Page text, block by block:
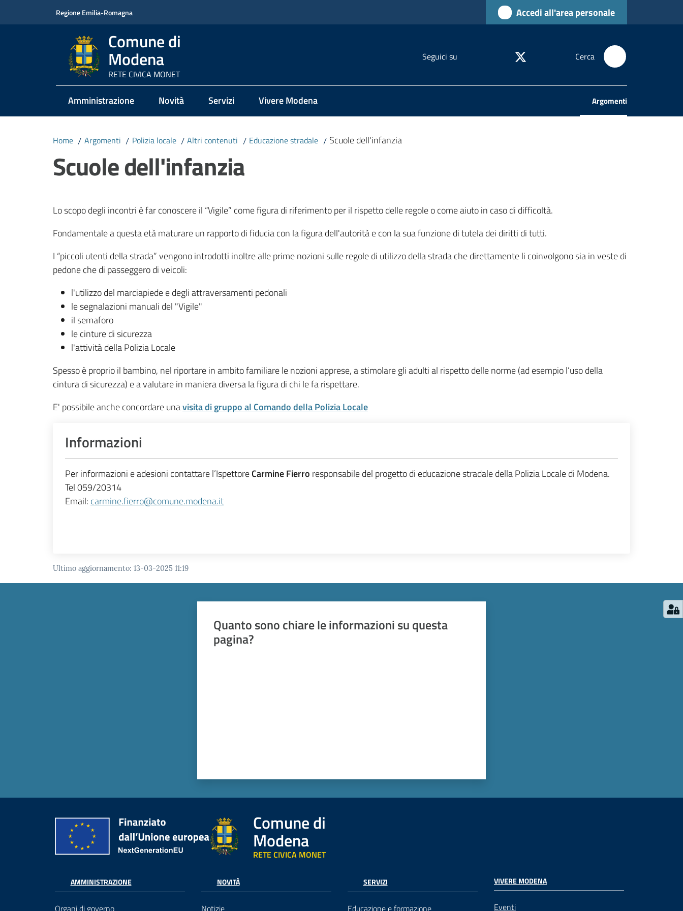
Regione Emilia-Romagna Accedi all'area personale
Comune di
Modena
RETE CIVICA MONET
Seguici su Cerca
Amministrazione Novità Servizi Vivere Modena Argomenti
Menu selezionato
Home / Argomenti / Polizia locale / Altri contenuti / Educazione stradale / Scuole dell'infanzia
Scuole dell'infanzia
Lo scopo degli incontri è far conoscere il “Vigile” come figura di riferimento per il rispetto delle regole o come aiuto in caso di difficoltà.
Fondamentale a questa età maturare un rapporto di fiducia con la figura dell'autorità e con la sua funzione di tutela dei diritti di tutti.
I “piccoli utenti della strada” vengono introdotti inoltre alle prime nozioni sulle regole di utilizzo della strada che direttamente li coinvolgono sia in veste di
pedone che di passeggero di veicoli:
l'utilizzo del marciapiede e degli attraversamenti pedonali
le segnalazioni manuali del "Vigile"
il semaforo
le cinture di sicurezza
l'attività della Polizia Locale
Spesso è proprio il bambino, nel riportare in ambito familiare le nozioni apprese, a stimolare gli adulti al rispetto delle norme (ad esempio l’uso della
cintura di sicurezza) e a valutare in maniera diversa la figura di chi le fa rispettare.
E' possibile anche concordare unavisita di gruppo al Comando della Polizia Locale
Informazioni
Per informazioni e adesioni contattare l’IspettoreCarmine Fierro responsabile del progetto di educazione stradale della Polizia Locale di Modena.
Tel 059/20314
Email: carmine.fierro@comune.modena.it
Ultimo aggiornamento: 13-03-2025 11:19
Quanto sono chiare le informazioni su questa
pagina?
Comune di
Modena
RETE CIVICA MONET
AMMINISTRAZIONE NOVITÀ SERVIZI VIVERE MODENA
Eventi